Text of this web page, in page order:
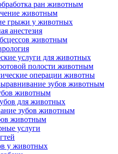
ран животным
животным
грыжи у животных
анестезия
животным
услуги для животных
полости животным
операции животны
зубов животным
животным
для животных
зубов животным
животным
услуги
у животных